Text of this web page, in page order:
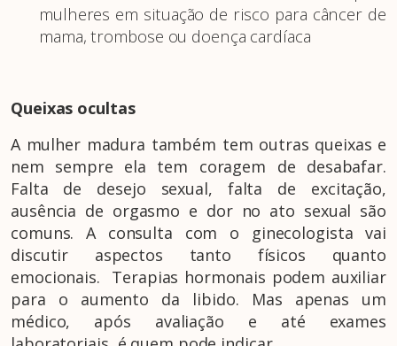
mulheres em situação de risco para câncer de
mama, trombose ou doença cardíaca
Queixas ocultas
A mulher madura também tem outras queixas e
nem sempre ela tem coragem de desabafar.
Falta de desejo sexual, falta de excitação,
ausência de orgasmo e dor no ato sexual são
comuns. A consulta com o ginecologista vai
discutir aspectos tanto físicos quanto
emocionais. Terapias hormonais podem auxiliar
para o aumento da libido. Mas apenas um
médico, após avaliação e até exames